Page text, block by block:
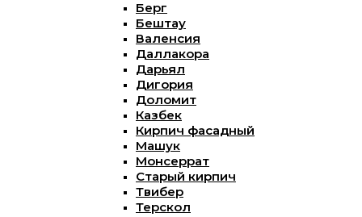
Берг
Бештау
Валенсия
Даллакора
Дарьял
Дигория
Доломит
Казбек
Кирпич фасадный
Машук
Монсеррат
Старый кирпич
Твибер
Терскол